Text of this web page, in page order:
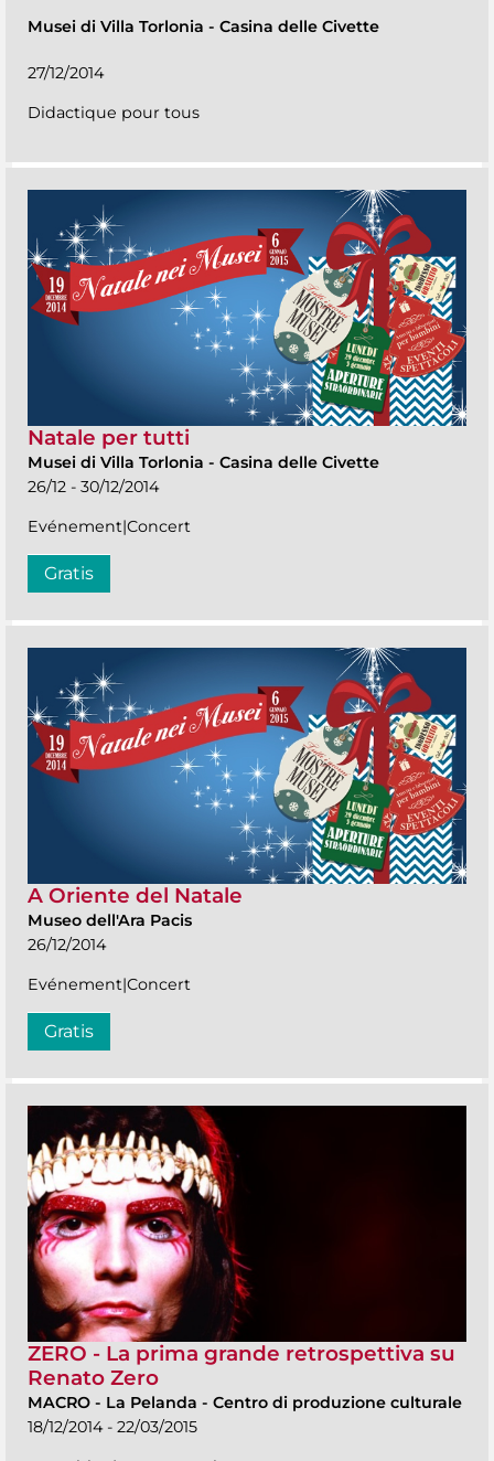
Musei di Villa Torlonia - Casina delle Civette
27/12/2014
Didactique pour tous
Natale per tutti
Musei di Villa Torlonia - Casina delle Civette
26/12 - 30/12/2014
Evénement|Concert
Gratis
A Oriente del Natale
Museo dell'Ara Pacis
26/12/2014
Evénement|Concert
Gratis
ZERO - La prima grande retrospettiva su
Renato Zero
MACRO - La Pelanda - Centro di produzione culturale
18/12/2014 - 22/03/2015